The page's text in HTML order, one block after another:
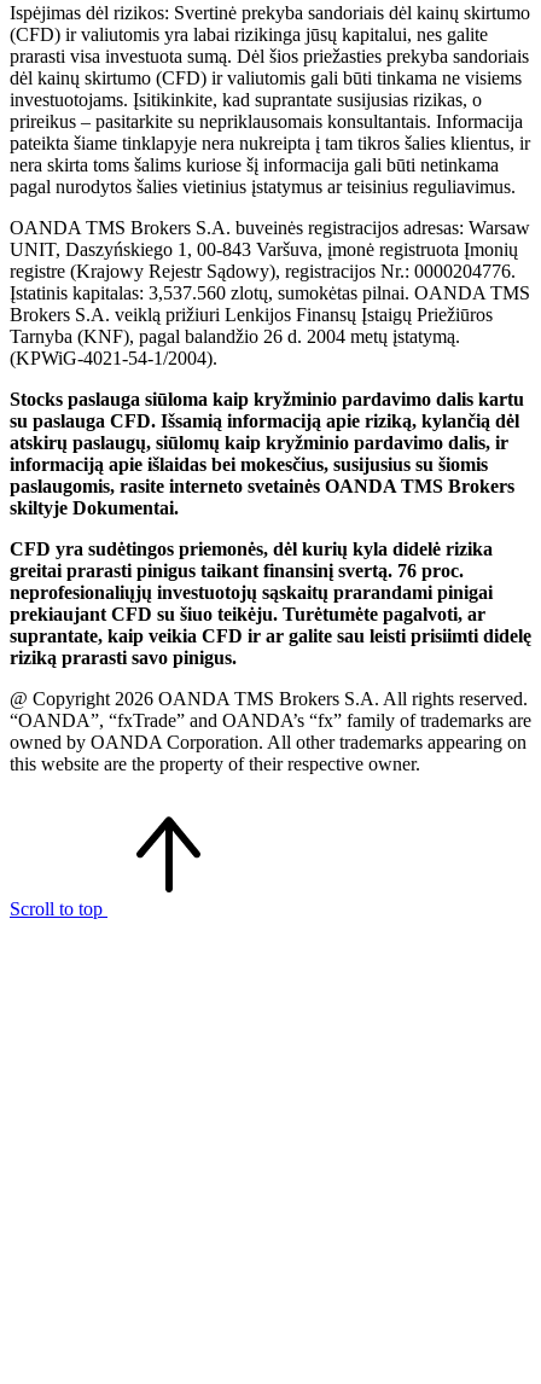
Ispėjimas dėl rizikos: Svertinė prekyba sandoriais dėl kainų skirtumo
(CFD) ir valiutomis yra labai rizikinga jūsų kapitalui, nes galite
prarasti visa investuota sumą. Dėl šios priežasties prekyba sandoriais
dėl kainų skirtumo (CFD) ir valiutomis gali būti tinkama ne visiems
investuotojams. Įsitikinkite, kad suprantate susijusias rizikas, o
prireikus – pasitarkite su nepriklausomais konsultantais. Informacija
pateikta šiame tinklapyje nera nukreipta į tam tikros šalies klientus, ir
nera skirta toms šalims kuriose šį informacija gali būti netinkama
pagal nurodytos šalies vietinius įstatymus ar teisinius reguliavimus.
OANDA TMS Brokers S.A. buveinės registracijos adresas: Warsaw
UNIT, Daszyńskiego 1, 00-843 Varšuva, įmonė registruota Įmonių
registre (Krajowy Rejestr Sądowy), registracijos Nr.: 0000204776.
Įstatinis kapitalas: 3,537.560 zlotų, sumokėtas pilnai. OANDA TMS
Brokers S.A. veiklą prižiuri Lenkijos Finansų Įstaigų Priežiūros
Tarnyba (KNF), pagal balandžio 26 d. 2004 metų įstatymą.
(KPWiG-4021-54-1/2004).
Stocks paslauga siūloma kaip kryžminio pardavimo dalis kartu
su paslauga CFD. Išsamią informaciją apie riziką, kylančią dėl
atskirų paslaugų, siūlomų kaip kryžminio pardavimo dalis, ir
informaciją apie išlaidas bei mokesčius, susijusius su šiomis
paslaugomis, rasite interneto svetainės OANDA TMS Brokers
skiltyje Dokumentai.
CFD yra sudėtingos priemonės, dėl kurių kyla didelė rizika
greitai prarasti pinigus taikant finansinį svertą. 76 proc.
neprofesionaliųjų investuotojų sąskaitų prarandami pinigai
prekiaujant CFD su šiuo teikėju. Turėtumėte pagalvoti, ar
suprantate, kaip veikia CFD ir ar galite sau leisti prisiimti didelę
riziką prarasti savo pinigus.
@ Copyright 2026 OANDA TMS Brokers S.A. All rights reserved.
“OANDA”, “fxTrade” and OANDA’s “fx” family of trademarks are
owned by OANDA Corporation. All other trademarks appearing on
this website are the property of their respective owner.
Scroll to top